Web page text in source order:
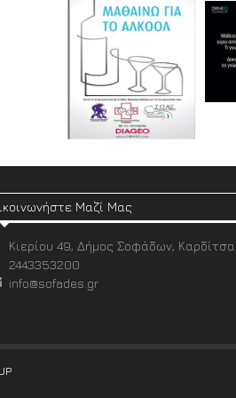
Μαζί Μας
Κιερίου 49, Δήμος Σοφάδων, Καρδίτσα
2443353200
info@sofades.gr